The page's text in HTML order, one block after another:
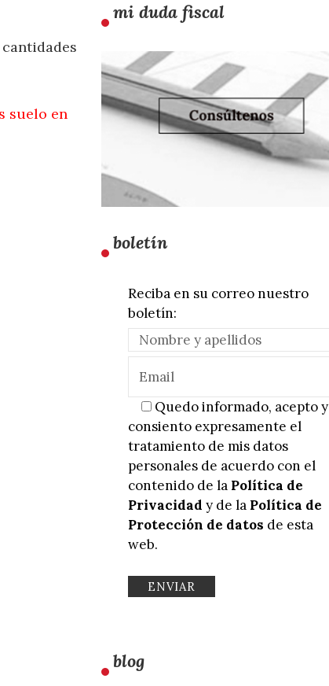
suelo en
mi duda fiscal
boletín
Reciba en su correo nuestro
boletín:
Quedo informado, acepto y
consiento expresamente el
tratamiento de mis datos
personales de acuerdo con el
contenido de la Política de
Privacidad y de la Política de
Protección de datos de esta
web.
blog